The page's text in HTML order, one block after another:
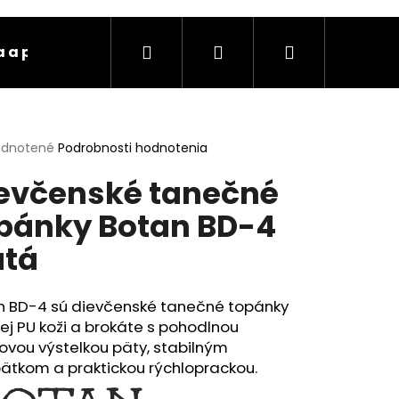
a platba Kontakty Ochrana osobných
Hľadať PrihlásenieNákupný
Podrobnosti hodnotenia
tanečné
Botan BD-4
BD-4 sú dievčenské tanečné topánky
PU koži a brokáte s pohodlnou
výstelkou päty, stabilným
a praktickou rýchloprackou.